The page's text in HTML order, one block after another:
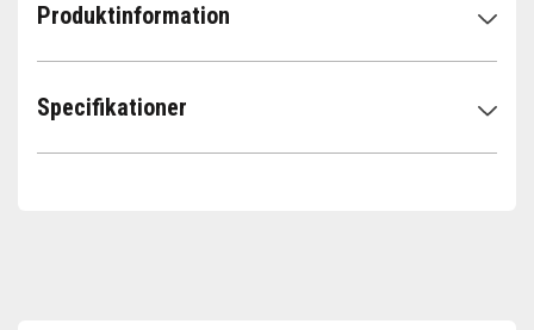
Produktinformation
Specifikationer